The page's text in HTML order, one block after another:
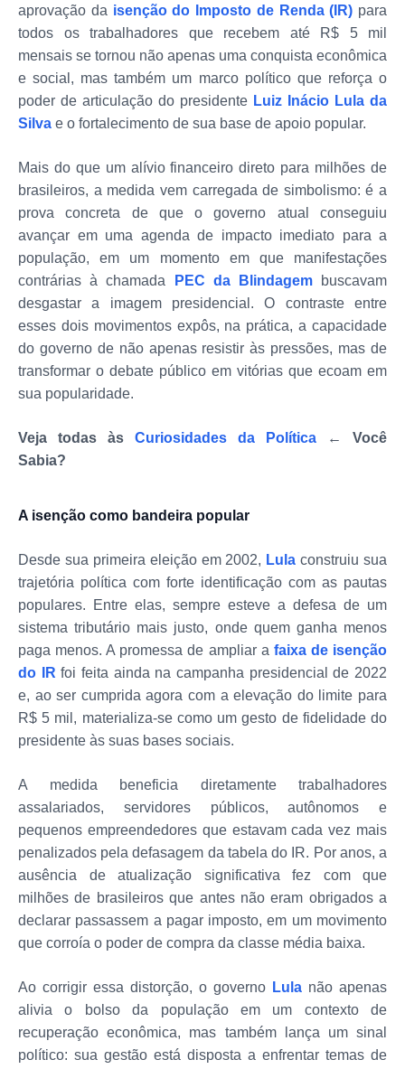
aprovação da isenção do Imposto de Renda (IR) para
todos os trabalhadores que recebem até R$ 5 mil
mensais se tornou não apenas uma conquista econômica
e social, mas também um marco político que reforça o
poder de articulação do presidente Luiz Inácio Lula da
Silva e o fortalecimento de sua base de apoio popular.
Mais do que um alívio financeiro direto para milhões de
brasileiros, a medida vem carregada de simbolismo: é a
prova concreta de que o governo atual conseguiu
avançar em uma agenda de impacto imediato para a
população, em um momento em que manifestações
contrárias à chamada
PEC da Blindagembuscavam
desgastar a imagem presidencial. O contraste entre
esses dois movimentos expôs, na prática, a capacidade
do governo de não apenas resistir às pressões, mas de
transformar o debate público em vitórias que ecoam em
sua popularidade.
Veja todas às Curiosidades da Política ← Você
Sabia?
A isenção como bandeira popular
Desde sua primeira eleição em 2002, Lula construiu sua
trajetória política com forte identificação com as pautas
populares. Entre elas, sempre esteve a defesa de um
sistema tributário mais justo, onde quem ganha menos
paga menos. A promessa de ampliar a faixa de isenção
do IR foi feita ainda na campanha presidencial de 2022
e, ao ser cumprida agora com a elevação do limite para
R$ 5 mil, materializa-se como um gesto de fidelidade do
presidente às suas bases sociais.
A medida beneficia diretamente trabalhadores
assalariados, servidores públicos, autônomos e
pequenos empreendedores que estavam cada vez mais
penalizados pela defasagem da tabela do IR. Por anos, a
ausência de atualização significativa fez com que
milhões de brasileiros que antes não eram obrigados a
declarar passassem a pagar imposto, em um movimento
que corroía o poder de compra da classe média baixa.
Ao corrigir essa distorção, o governo Lula não apenas
alivia o bolso da população em um contexto de
recuperação econômica, mas também lança um sinal
político: sua gestão está disposta a enfrentar temas de